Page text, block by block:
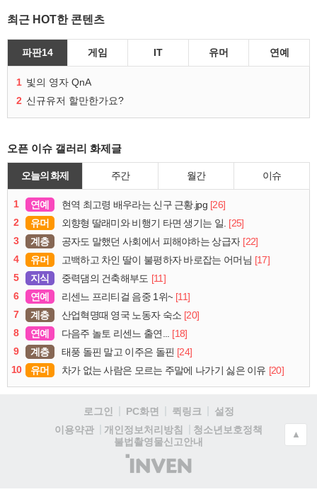
최근 HOT한 콘텐츠
파판14 게임 IT 유머 연예
1 빛의 영자 QnA
2 신규유저 할만한가요?
오픈 이슈 갤러리 화제글
오늘의 화제 주간 월간 이슈
1 연예 현역 최고령 배우라는 신구 근황.jpg [26]
2
유머 외향형 딸래미와 비행기 타면 생기는 일. [25]
3
계층 공자도 말했던 사회에서 피해야하는 상급자 [22]
4
유머 고백하고 차인 딸이 불평하자 바로잡는 어머님 [17]
5
지식 중력댐의 건축해부도 [11]
6
연예 리센느 프리티걸 음중 1위~ [11]
7
계층 산업혁명때 영국 노동자 숙소 [20]
8
연예 다음주 놀토 리센느 출연... [18]
9
계층 태풍 돌핀 말고 이주은 돌핀 [24]
10
유머 차가 없는 사람은 모르는 주말에 나가기 싫은 이유 [20]
로그인 PC화면 퀵링크
설정
이용약관
개인정보처리방침
청소년보호정책
불법촬영물신고안내
(주)
인
▲